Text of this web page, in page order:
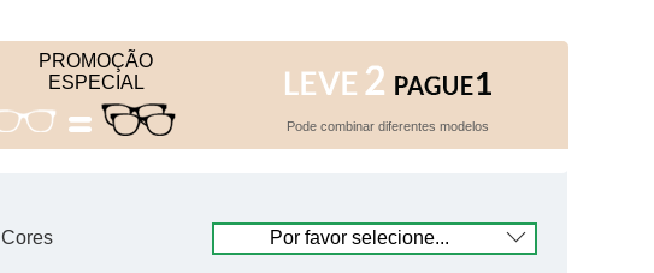
PROMOÇÃO
ESPECIAL
Pode combinar diferentes modelos
Cores